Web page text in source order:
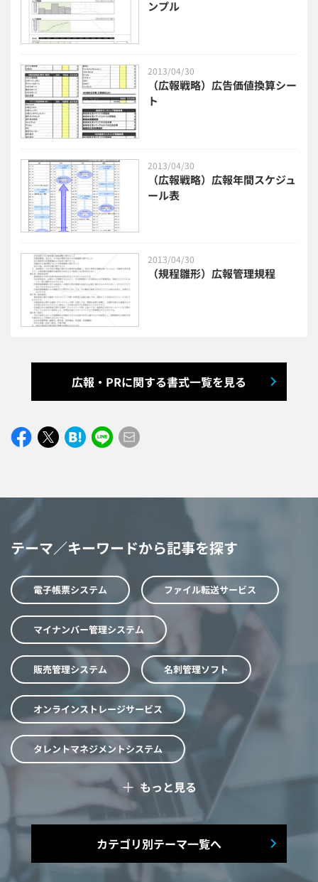
ンプル
2013/04/30
（広報戦略）広告価値換算シー
ト
2013/04/30
（広報戦略）広報年間スケジュ
ール表
2013/04/30
（規程雛形）広報管理規程
広報・PRに関する書式一覧を見る
テーマ／キーワードから記事を探す
電子帳票システム ファイル転送サービス
マイナンバー管理システム
販売管理システム 名刺管理ソフト
オンラインストレージサービス
タレントマネジメントシステム
予算管理システム Web面接システム
シフト管理システム
マニュアル作成システム
＋ もっと見る
カテゴリ別テーマ一覧へ